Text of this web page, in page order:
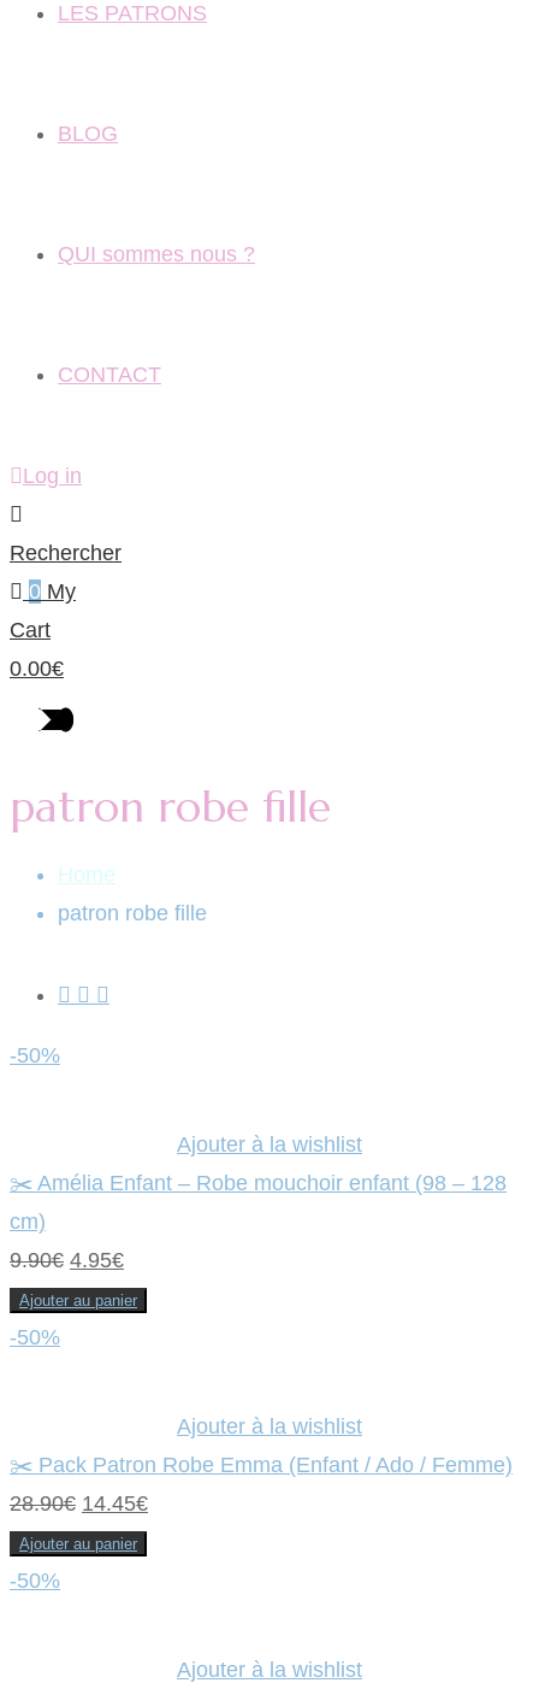
LES PATRONS
BLOG
QUI sommes nous ?
CONTACT
Log in
Rechercher
0 My
Cart
0.00€
patron robe fille
Home
patron robe fille
-50%
Ajouter à la wishlist
✂️ Amélia Enfant – Robe mouchoir enfant (98 – 128
cm)
9.90€ Le
prix
4.95€Le
prix
Ajouter au panier
-50%
Ajouter à la wishlist
✂️ Pack Patron Robe Emma (Enfant / Ado / Femme)
28.90€ Le
prix
14.45€Le
14.45€.
Ajouter au panier
-50%
Ajouter à la wishlist